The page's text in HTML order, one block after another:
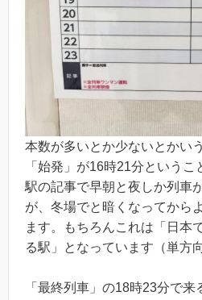
本数が多いとか少ないとかい
「始発」が16時21分という
駅の記事で早朝と夜しか列車
が、冬場でと暗くなってから
ます。もちろんこれは「日本
る駅」となっています（単方
「最終列車」の18時23分で